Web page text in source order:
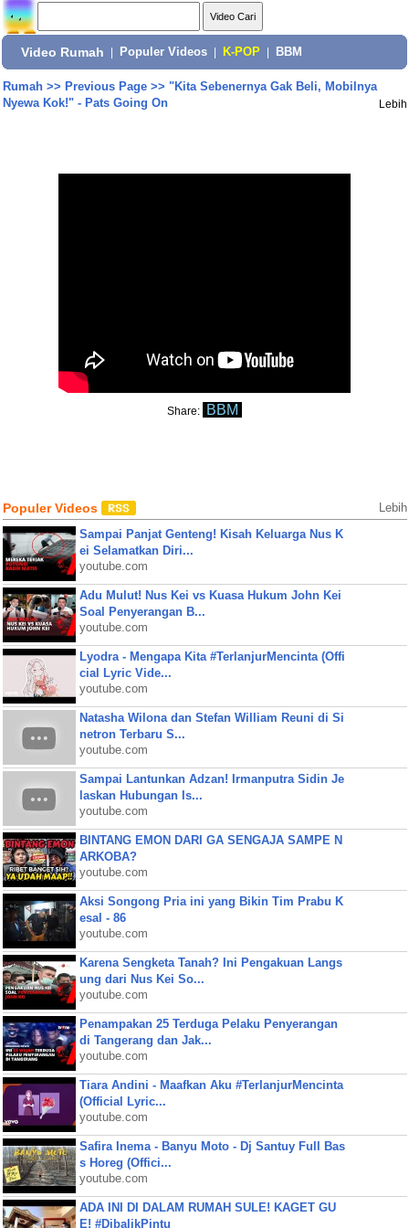
Video Rumah Populer Videos K-POP BBM
Rumah>> Previous Page>> "Kita Sebenernya Gak Beli, Mobilnya
Nyewa Kok!" - Pats Going On
Lebih
Share: BBM
Populer Videos Lebih
Sampai Panjat Genteng! Kisah Keluarga Nus K
ei Selamatkan Diri...
youtube.com
Adu Mulut! Nus Kei vs Kuasa Hukum John Kei
Soal Penyerangan B...
youtube.com
Lyodra - Mengapa Kita #TerlanjurMencinta (Offi
cial Lyric Vide...
youtube.com
Natasha Wilona dan Stefan William Reuni di Si
netron Terbaru S...
youtube.com
Sampai Lantunkan Adzan! Irmanputra Sidin Je
laskan Hubungan Is...
youtube.com
BINTANG EMON DARI GA SENGAJA SAMPE N
ARKOBA?
youtube.com
Aksi Songong Pria ini yang Bikin Tim Prabu K
esal - 86
youtube.com
Karena Sengketa Tanah? Ini Pengakuan Langs
ung dari Nus Kei So...
youtube.com
Penampakan 25 Terduga Pelaku Penyerangan
di Tangerang dan Jak...
youtube.com
Tiara Andini - Maafkan Aku #TerlanjurMencinta
(Official Lyric...
youtube.com
Safira Inema - Banyu Moto - Dj Santuy Full Bas
s Horeg (Offici...
youtube.com
ADA INI DI DALAM RUMAH SULE! KAGET GU
E! #DibalikPintu